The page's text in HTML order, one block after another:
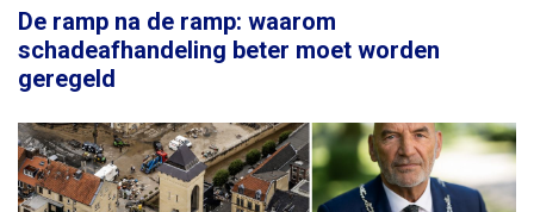
De ramp na de ramp: waarom
schadeafhandeling beter moet worden
geregeld